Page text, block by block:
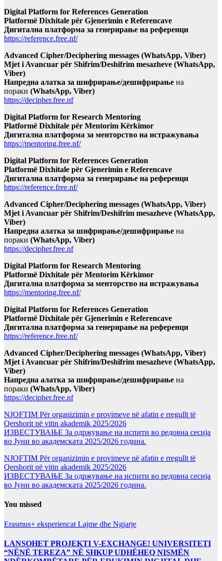
Digital Platform for References Generation
Platformë Dixhitale për Gjenerimin e Referencave
Дигитална платформа за генерирање на референци
https://reference.free.nf/
Advanced Cipher/Deciphering messages (WhatsApp, Viber)
Mjet i Avancuar për Shifrim/Deshifrim mesazheve (WhatsApp,
Viber)
Напредна алатка за шифрирање/дешифрирање на
пораки (WhatsApp, Viber)
https://decipher.free.nf
Digital Platform for Research Mentoring
Platformë Dixhitale për Mentorim Kërkimor
Дигитална платформа за менторство на истражувања
https://mentoring.free.nf/
Digital Platform for References Generation
Platformë Dixhitale për Gjenerimin e Referencave
Дигитална платформа за генерирање на референци
https://reference.free.nf/
Advanced Cipher/Deciphering messages (WhatsApp, Viber)
Mjet i Avancuar për Shifrim/Deshifrim mesazheve (WhatsApp,
Viber)
Напредна алатка за шифрирање/дешифрирање на
пораки (WhatsApp, Viber)
https://decipher.free.nf
Digital Platform for Research Mentoring
Platformë Dixhitale për Mentorim Kërkimor
Дигитална платформа за менторство на истражувања
https://mentoring.free.nf/
Digital Platform for References Generation
Platformë Dixhitale për Gjenerimin e Referencave
Дигитална платформа за генерирање на референци
https://reference.free.nf/
Advanced Cipher/Deciphering messages (WhatsApp, Viber)
Mjet i Avancuar për Shifrim/Deshifrim mesazheve (WhatsApp,
Viber)
Напредна алатка за шифрирање/дешифрирање на
пораки (WhatsApp, Viber)
https://decipher.free.nf
NJOFTIM Për organizimin e provimeve në afatin e rregullt të
Qershorit në vitin akademik 2025/2026
ИЗВЕСТУВАЊЕ За одржување на испити во редовна сесија
во Јуни во академската 2025/2026 година.
NJOFTIM Për organizimin e provimeve në afatin e rregullt të
Qershorit në vitin akademik 2025/2026
ИЗВЕСТУВАЊЕ За одржување на испити во редовна сесија
во Јуни во академската 2025/2026 година.
You missed
Erasmus+ eksperiencat Lajme dhe Ngjarje
LANSOHET PROJEKTI V-EXCHANGE! UNIVERSITETI
“NËNË TEREZA” NË SHKUP UDHËHEQ NISMËN